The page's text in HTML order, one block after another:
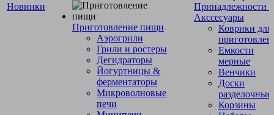
Новинки
Приготовление пищи
Аэрогрили
Грили и ростеры
Дегидраторы
Йогуртницы &
ферментаторы
Микроволновые
печи
Принадлежности
Акссесуары
Коврики для
Емкости
мерные
Венчики
Доски
разделочные
Корзины